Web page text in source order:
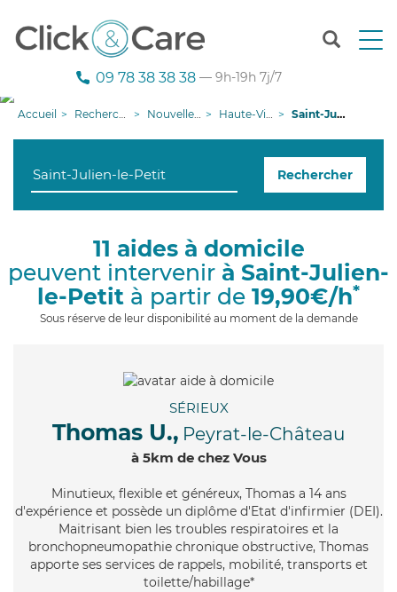
T
n
g
i
09 78 38 38 38 — 9h-19h 7j/7
Accueil Recherche aide à domicile Nouvelle-Aquitaine Haute-Vienne Saint-Julien-le-Petit
Rechercher
11 aides à domicile
peuvent intervenir à Saint-Julien-
le-Petit à partir de 19,90€/h*
Sous réserve de leur disponibilité au moment de la demande
SÉRIEUX
Thomas U., Peyrat-le-Château
à 5km de chez Vous
Minutieux, flexible et généreux, Thomas a 14 ans
d'expérience et possède un diplôme d'Etat d'infirmier (DEI).
Maitrisant bien les troubles respiratoires et la
bronchopneumopathie chronique obstructive, Thomas
apporte ses services de rappels, mobilité, transports et
toilette/habillage*